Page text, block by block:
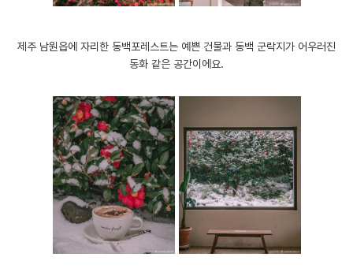
​제주 남원읍에 자리한 동백포레스트는 예쁜 건물과 동백 군락지가 어우러진
동화 같은 공간이에요.